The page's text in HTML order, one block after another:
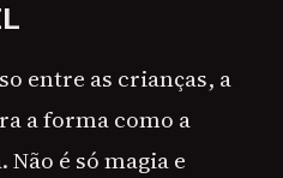
entre as crianças, a
a forma como a
é só magia e